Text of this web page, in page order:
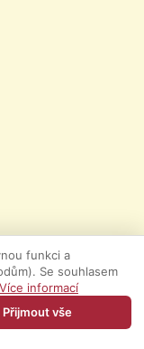
funkci a
Se souhlasem
Více informací
Přijmout vše